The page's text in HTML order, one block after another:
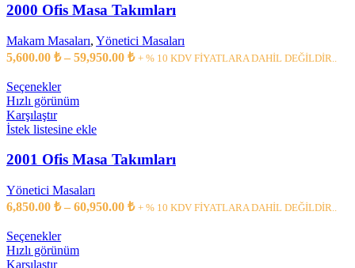
2000 Ofis Masa Takımları
Makam Masaları, Yönetici Masaları
5,600.00 ₺ – 59,950.00 ₺ + % 10 KDV FİYATLARA DAHİL DEĞİLDİR..
Seçenekler
Hızlı görünüm
Karşılaştır
İstek listesine ekle
2001 Ofis Masa Takımları
Yönetici Masaları
6,850.00 ₺ – 60,950.00 ₺ + % 10 KDV FİYATLARA DAHİL DEĞİLDİR..
Seçenekler
Hızlı görünüm
Karşılaştır